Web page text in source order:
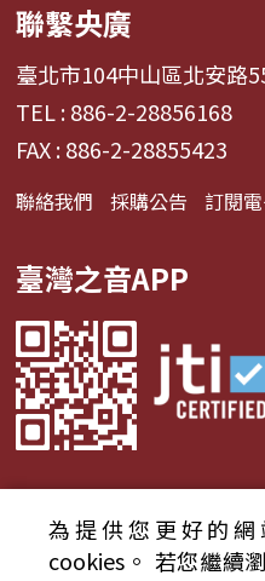
聯繫央廣
臺北市104中山區北安路
TEL : 886-2-28856168
FAX : 886-2-28855423
聯絡我們 採購公告 訂閱
臺灣之音APP
© 2024財團法人中
為提供您更好的
cookies。 若您繼續